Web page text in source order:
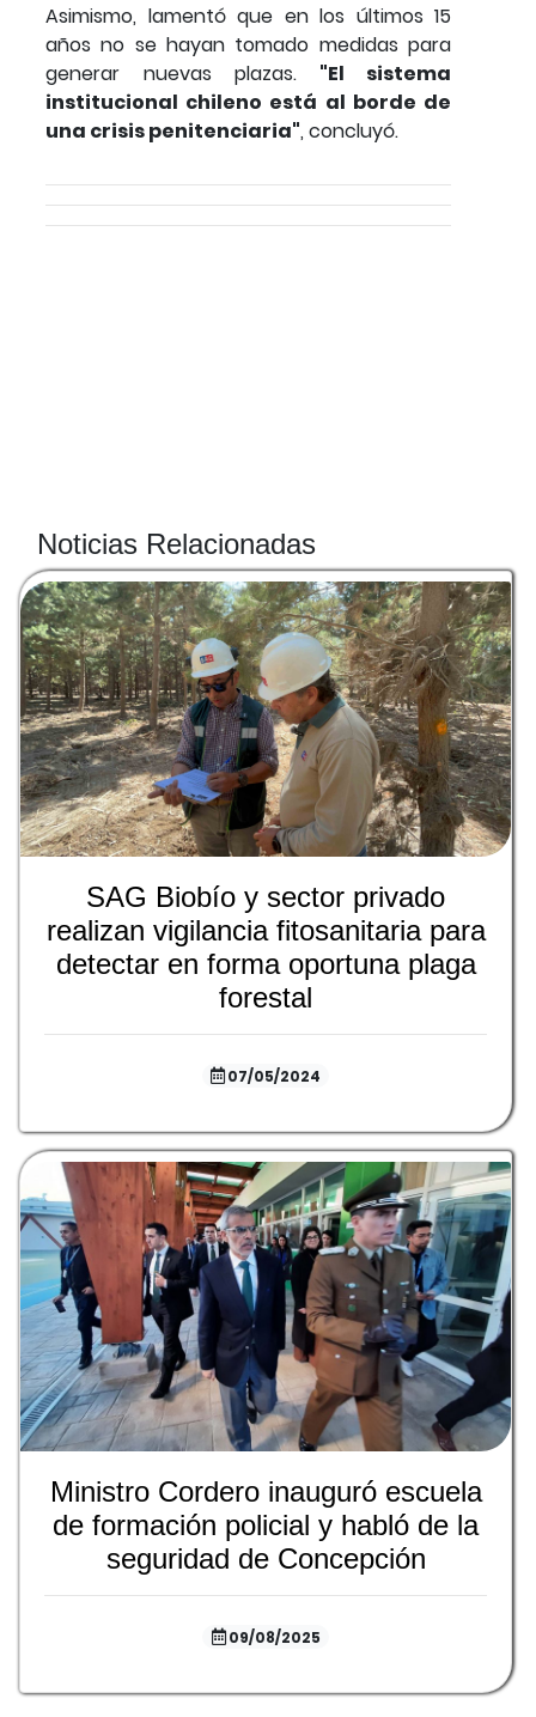
Asimismo, lamentó que en los últimos 15
años no se hayan tomado medidas para
generar nuevas plazas. "El sistema
institucional chileno está al borde de
una crisis penitenciaria", concluyó.
Noticias Relacionadas
SAG Biobío y sector privado
realizan vigilancia fitosanitaria para
detectar en forma oportuna plaga
forestal
07/05/2024
Ministro Cordero inauguró escuela
de formación policial y habló de la
seguridad de Concepción
09/08/2025